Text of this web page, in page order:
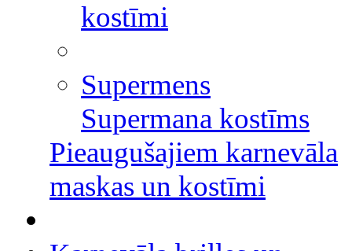
kostīmi
Supermens
Supermana kostīms
Pieaugušajiem karnevāla
maskas un kostīmi